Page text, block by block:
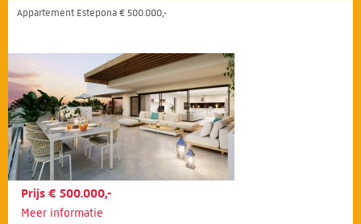
Appartement Estepona € 500.000,-
Prijs € 500.000,-
Meer informatie